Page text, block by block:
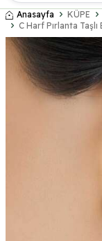
Anasayfa KÜPE
C Harf Pırlanta